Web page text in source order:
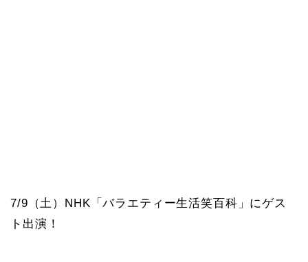
7/9（土）NHK「バラエティー生活笑百科」にゲス
ト出演！